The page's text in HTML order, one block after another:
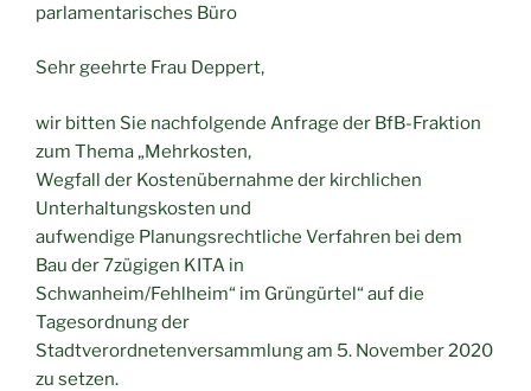
parlamentarisches Büro
Sehr geehrte Frau Deppert,
wir bitten Sie nachfolgende Anfrage der BfB-Fraktion
zum Thema „Mehrkosten,
Wegfall der Kostenübernahme der kirchlichen
Unterhaltungskosten und
aufwendige Planungsrechtliche Verfahren bei dem
Bau der 7zügigen KITA in
Schwanheim/Fehlheim“ im Grüngürtel“ auf die
Tagesordnung der
Stadtverordnetenversammlung am 5. November 2020
zu setzen.